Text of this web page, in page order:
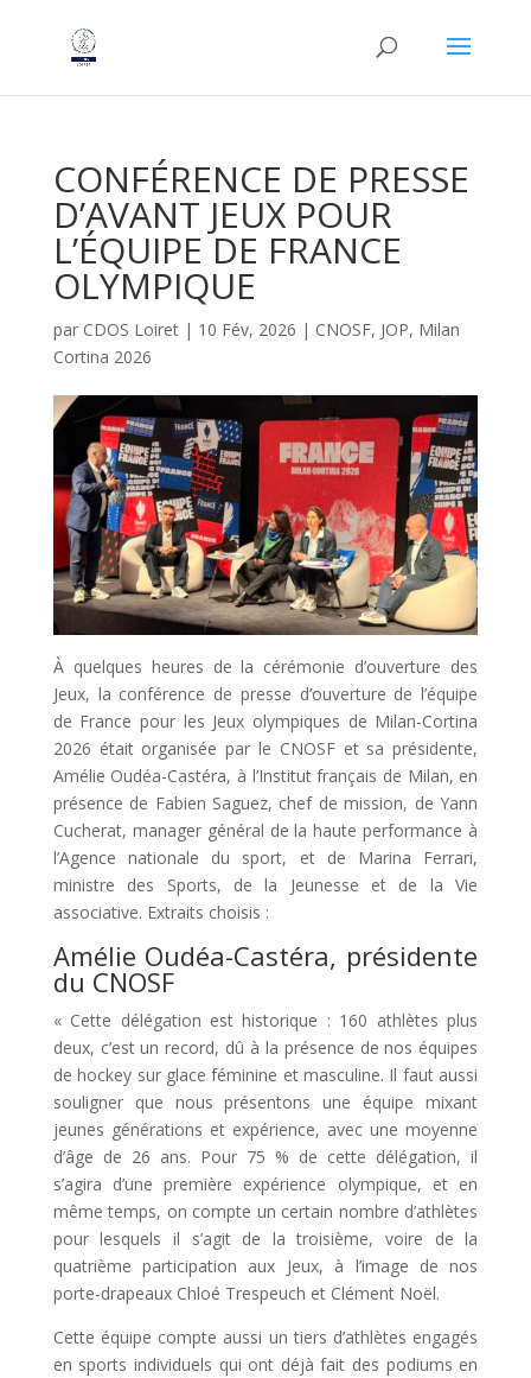
CONFÉRENCE DE PRESSE
D’AVANT JEUX POUR
L’ÉQUIPE DE FRANCE
OLYMPIQUE
par CDOS Loiret| 10 Fév, 2026 | CNOSF, JOP, Milan
Cortina 2026
À quelques heures de la cérémonie d’ouverture des
Jeux, la conférence de presse d’ouverture de l’équipe
de France pour les Jeux olympiques de Milan-Cortina
2026 était organisée par le CNOSF et sa présidente,
Amélie Oudéa-Castéra, à l’Institut français de Milan, en
présence de Fabien Saguez, chef de mission, de Yann
Cucherat, manager général de la haute performance à
l’Agence nationale du sport, et de Marina Ferrari,
ministre des Sports, de la Jeunesse et de la Vie
associative. Extraits choisis :
Amélie Oudéa-Castéra, présidente
du CNOSF
« Cette délégation est historique : 160 athlètes plus
deux, c’est un record, dû à la présence de nos équipes
de hockey sur glace féminine et masculine. Il faut aussi
souligner que nous présentons une équipe mixant
jeunes générations et expérience, avec une moyenne
d’âge de 26 ans. Pour 75 % de cette délégation, il
s’agira d’une première expérience olympique, et en
même temps, on compte un certain nombre d’athlètes
pour lesquels il s’agit de la troisième, voire de la
quatrième participation aux Jeux, à l’image de nos
porte-drapeaux Chloé Trespeuch et Clément Noël.
Cette équipe compte aussi un tiers d’athlètes engagés
en sports individuels qui ont déjà fait des podiums en